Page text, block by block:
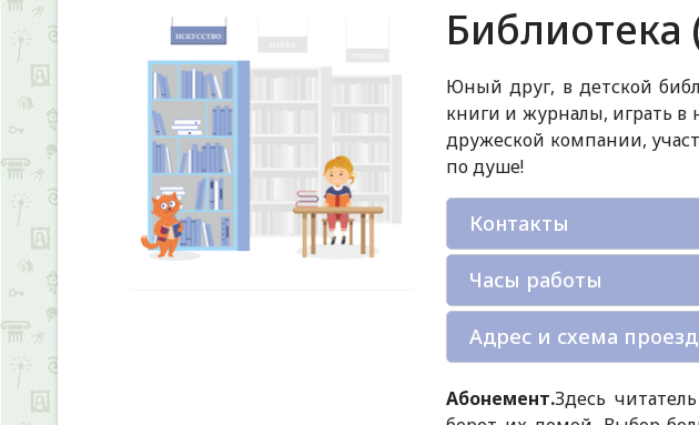
Библиотека
Юный друг, в детской
книги и журналы, играть в
дружеской компании,
по душе!
Контакты
Часы работы
Адрес и схема
Абонемент.Здесь